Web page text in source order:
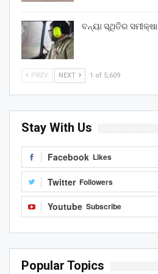
ବନ୍ୟା ସ୍ଥିତିର
PREV NEXT 1 of 5,609
Stay With Us
Facebook Likes
Twitter Followers
Youtube Subscribe
Popular Topics